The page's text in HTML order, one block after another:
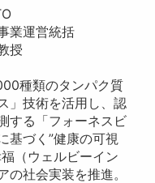
業運営統括
授
種類のタンパク質
」技術を活用し、認
する「フォーネスビ
基づく”健康の可視
（ウェルビーイン
社会実装を推進。